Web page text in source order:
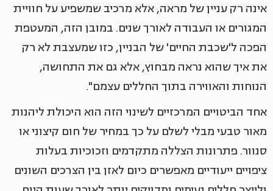
אינה רק עניין של מראה, אלא מרכיב שמשפיע על חוויית
המגורים או העבודה לאורך שנים. במובן הזה, המעטפת
הפכה ל'שכבת החיים' של הבניין, כזו שמעצבת לא רק
את איך שהוא נראה מבחוץ, אלא גם את התחושה,
הנוחות והאווירה בתוך החללים עצמם".
אחד הביטויים המרכזיים לשינוי הזה הוא היכולת ליהנות
מאור טבעי מבלי לשלם על כך במחיר של חום קיצוני או
סנוור. פתרונות הצללה מתקדמים וזכוכיות בעלות
ציפויים ייעודיים מאפשרים כיום לאזן בין הצרכים השונים